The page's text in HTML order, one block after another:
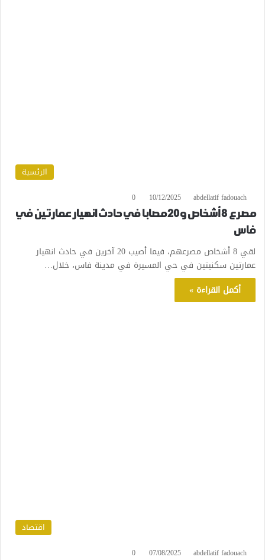
الرئسية
abdellatif fadouach
10/12/2025
0
مصرع 8 أشخاص و20 مصابا في حادث انهيار عمارتين في
فاس
لقي 8 أشخاص مصرعهم، فيما أصيب 20 آخرين في حادث انهيار
عمارتين سكنيتين في حي المسيرة في مدينة فاس، خلال…
أكمل القراءة »
اقتصاد
abdellatif fadouach
07/08/2025
0